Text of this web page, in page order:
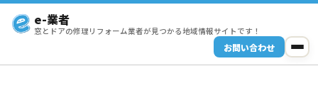
e-業者
窓とドアの修理リフォーム業者が見つかる地域情報サイトです！
お問い合わせ